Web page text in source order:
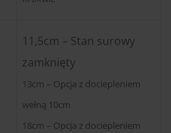
11,5cm – Stan surowy
zamknięty
13cm – Opcja z dociepleniem
wełną 10cm
18cm – Opcja z dociepleniem